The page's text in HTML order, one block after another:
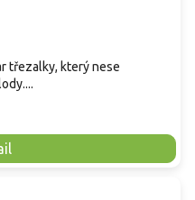
třezalky, který nese